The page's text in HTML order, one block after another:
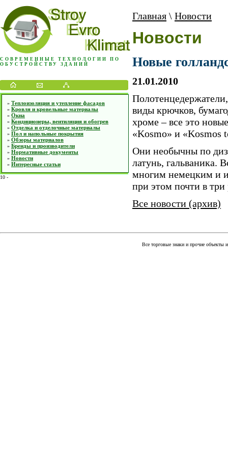
СОВРЕМЕННЫЕ ТЕХНОЛОГИИ ПО
ОБУСТРОЙСТВУ ЗДАНИЙ
» Теплоизоляция и утепление фасадов
» Кровля и кровельные материалы
» Окна
» Кондиционеры, вентиляция и обогрев
» Отделка и отделочные материалы
» Пол и напольные покрытия
» Обзоры материалов
» Бренды и производители
» Нормативные документы
» Новости
» Интересные статьи
10 -
Главная \ Новости
Новости
Новые
21.01.2010
виды крючков,
хроме – все это
«Kosmo» и «Kosmos
Они необычны по
латунь, гальваника.
многим немецким и
при этом почти в три
Все новости (архив)
Все торговые знаки и прочие объекты